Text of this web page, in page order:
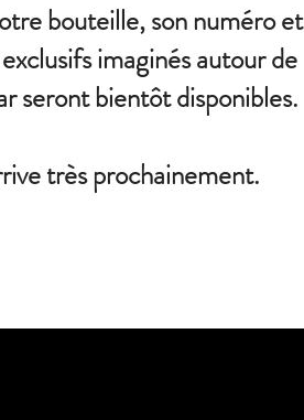
bouteille, son numéro et
imaginés autour de
seront bientôt disponibles.
très prochainement.